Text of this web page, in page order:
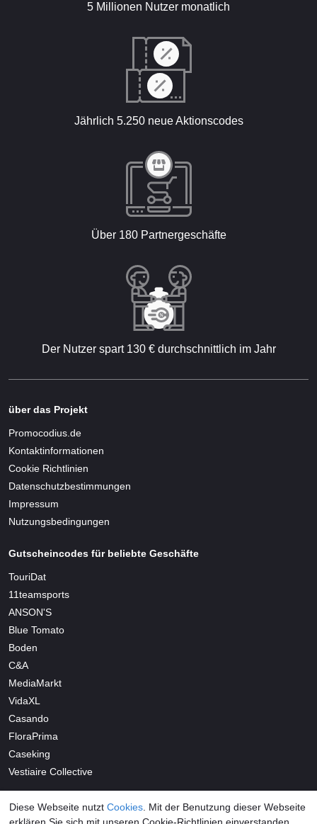
5 Millionen Nutzer monatlich
Jährlich 5.250 neue Aktionscodes
Über 180 Partnergeschäfte
Der Nutzer spart 130 € durchschnittlich im Jahr
über das Projekt
Promocodius.de
Kontaktinformationen
Cookie Richtlinien
Datenschutzbestimmungen
Impressum
Nutzungsbedingungen
Gutscheincodes für beliebte Geschäfte
TouriDat
11teamsports
ANSON'S
Blue Tomato
Boden
C&A
MediaMarkt
VidaXL
Casando
FloraPrima
Caseking
Vestiaire Collective
Diese Webseite nutzt Cookies . Mit der Benutzung dieser Webseite